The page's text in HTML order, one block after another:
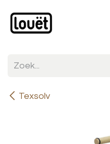
Texsolv